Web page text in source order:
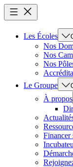
Les Écoles
Nos
Nos
Nos
Le Groupe
À propos
Financer